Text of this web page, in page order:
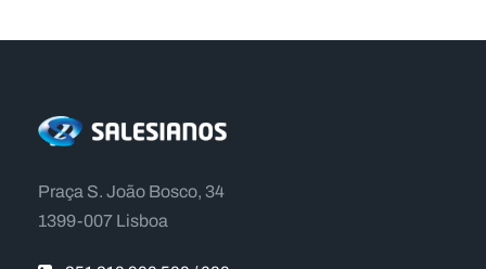
Praça S. João Bosco, 34
1399-007 Lisboa